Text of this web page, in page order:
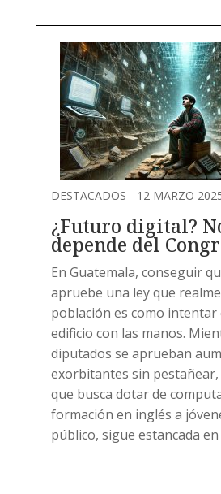
DESTACADOS - 12 MARZO
¿Futuro digital?
depende del
En Guatemala, conseguir
apruebe una ley que
población es como
edificio con las manos.
diputados se aprueban
exorbitantes sin pestañear,
que busca dotar de
formación en inglés a
público, sigue estancada